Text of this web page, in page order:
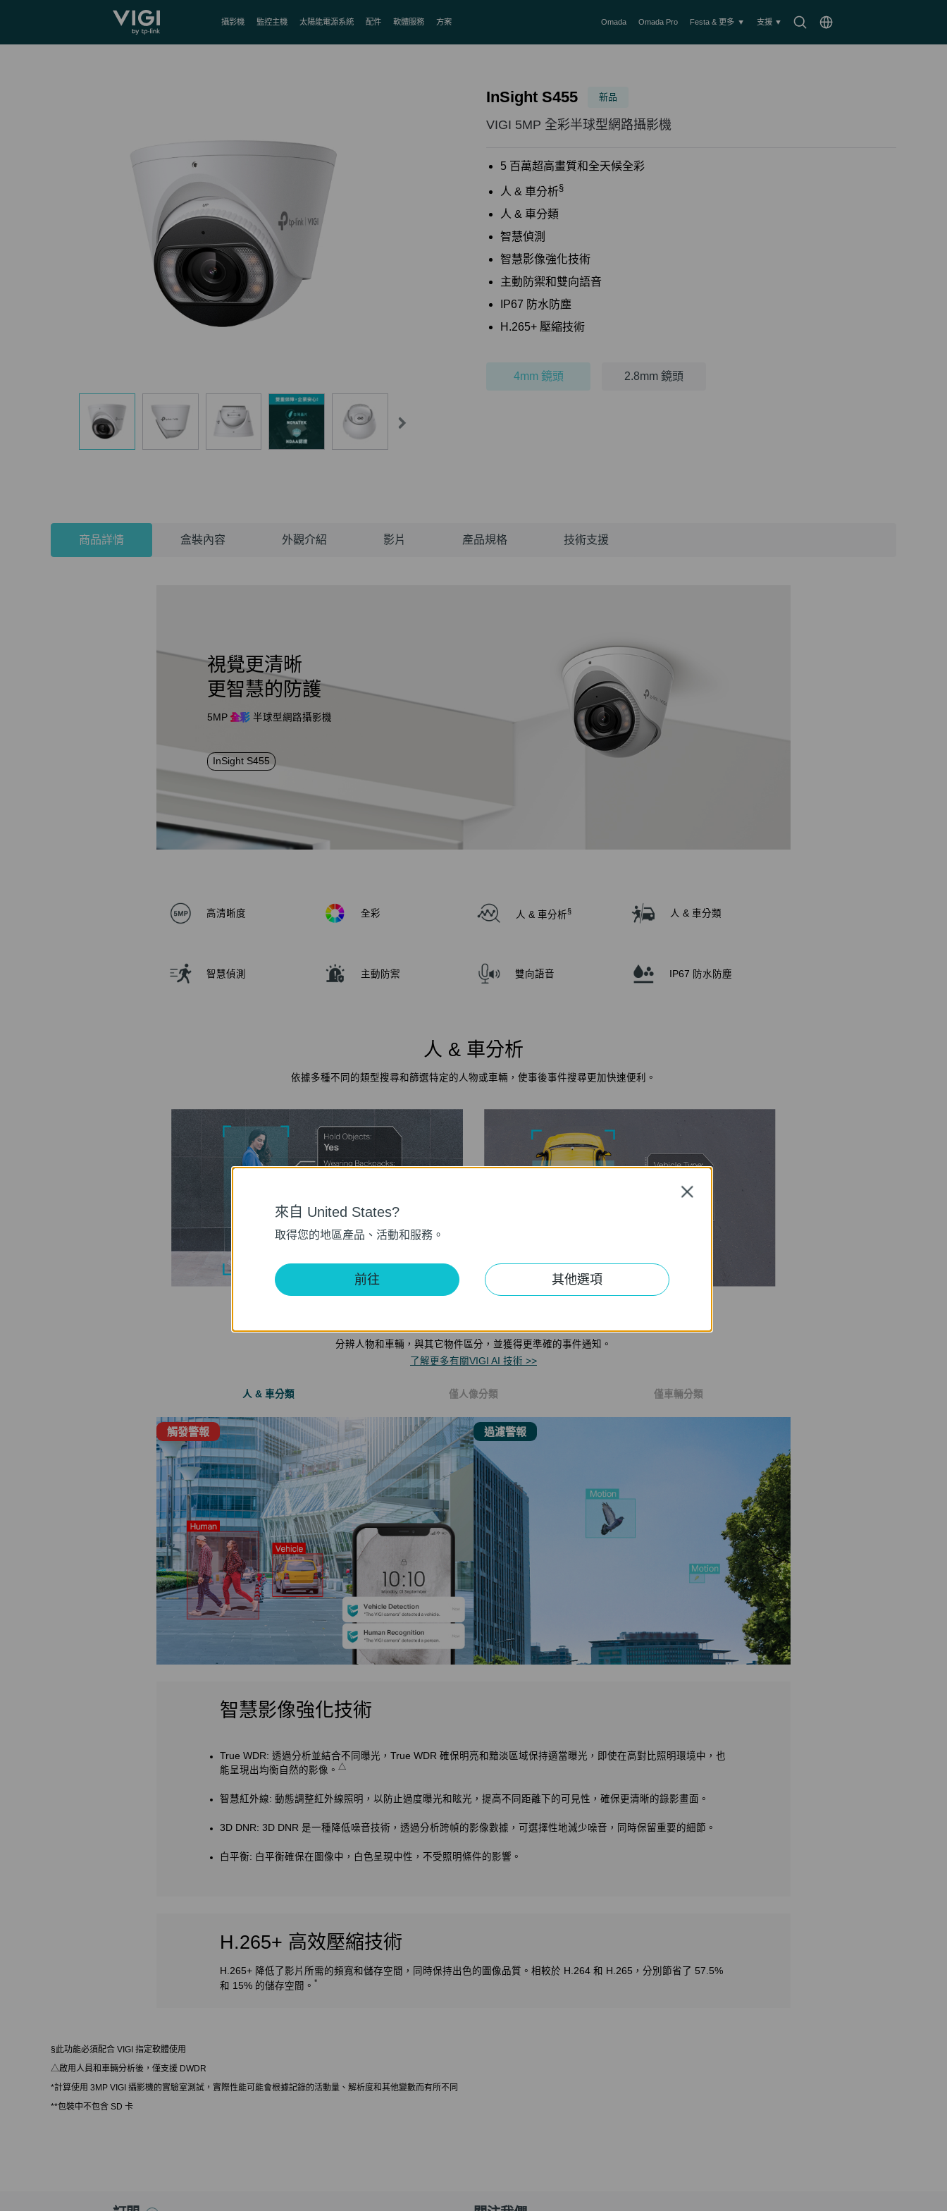
TP-Link, Reliably Smart
搜
Choose
攝影機 監控主機 太陽能電源系統 配件 軟體服務 方案 Omada Omada Pro Festa & 更多 支援
InSight S455 新品
VIGI 5MP 全彩半球型網路攝影機
5 百萬超高畫質和全天候全彩
人 & 車分析§
人 & 車分類
智慧偵測
智慧影像強化技術
主動防禦和雙向語音
IP67 防水防塵
H.265+ 壓縮技術
4mm 鏡頭 2.8mm 鏡頭
商品詳情 盒裝內容 外觀介紹 影片 產品規格 技術支援
視覺更清晰
更智慧的防護
5MP 全彩 半球型網路攝影機
InSight S455
高清晰度 全彩 人 & 車分析§ 人 & 車分類
智慧偵測 主動防禦 雙向語音 IP67 防水防塵
人 & 車分析
依據多種不同的類型搜尋和篩選特定的人物或車輛，使事後事件搜尋更加快速便利。
分辨人物和車輛，與其它物件區分，並獲得更準確的事件通知。
了解更多有關VIGI AI 技術 >>
人 & 車分類 僅人像分類 僅車輛分類
觸發警報 過濾警報
智慧影像強化技術
True WDR: 透過分析並結合不同曝光，True WDR 確保明亮和黯淡區域保持適當曝光，即使在高對比照明環境中，也
能呈現出均衡自然的影像。 △
智慧紅外線: 動態調整紅外線照明，以防止過度曝光和眩光，提高不同距離下的可見性，確保更清晰的錄影畫面。
3D DNR: 3D DNR 是一種降低噪音技術，透過分析跨幀的影像數據，可選擇性地減少噪音，同時保留重要的細節。
白平衡: 白平衡確保在圖像中，白色呈現中性，不受照明條件的影響。
H.265+ 高效壓縮技術
H.265+ 降低了影片所需的頻寬和儲存空間，同時保持出色的圖像品質。相較於 H.264 和 H.265，分別節省了 57.5%
和 15% 的儲存空間。 *
§此功能必須配合 VIGI 指定軟體使用
△啟用人員和車輛分析後，僅支援 DWDR
*計算使用 3MP VIGI 攝影機的實驗室測試，實際性能可能會根據記錄的活動量、解析度和其他變數而有所不同
**包裝中不包含 SD 卡
來自 United States?
取得您的地區產品、活動和服務。
前往 其他選項
Close